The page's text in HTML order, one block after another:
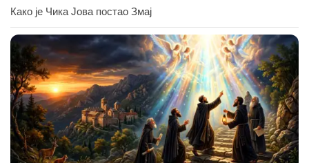
Како је Чика Јова постао Змај